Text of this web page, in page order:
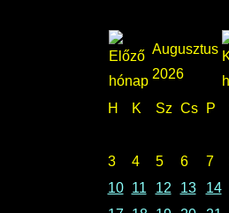
Augusztus
2026
H K Sz Cs P
3
4 5 6 7
10
11 12 13 14